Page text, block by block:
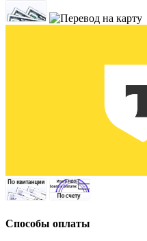
Способы оплаты